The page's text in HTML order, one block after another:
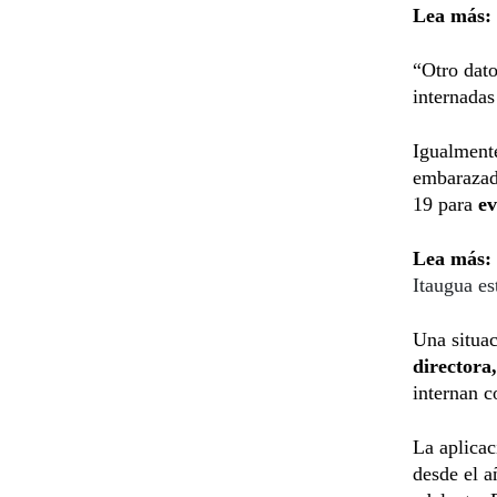
Lea más:
“Otro
19 para
Lea más:
Itaugua
Una
internan
La
desde el